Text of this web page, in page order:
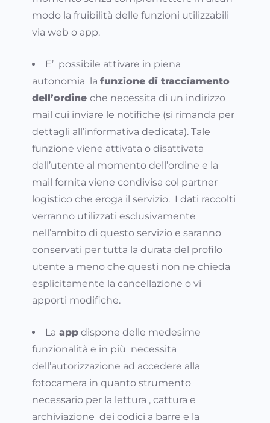
modo la fruibilità delle funzioni utilizzabili
via web o app.
E’ possibile attivare in piena
autonomia la funzione di tracciamento
dell’ordine che necessita di un indirizzo
mail cui inviare le notifiche (si rimanda per
dettagli all’informativa dedicata). Tale
funzione viene attivata o disattivata
dall’utente al momento dell’ordine e la
mail fornita viene condivisa col partner
logistico che eroga il servizio. I dati raccolti
verranno utilizzati esclusivamente
nell’ambito di questo servizio e saranno
conservati per tutta la durata del profilo
utente a meno che questi non ne chieda
esplicitamente la cancellazione o vi
apporti modifiche.
La app dispone delle medesime
funzionalità e in più necessita
dell’autorizzazione ad accedere alla
fotocamera in quanto strumento
necessario per la lettura , cattura e
archiviazione dei codici a barre e la